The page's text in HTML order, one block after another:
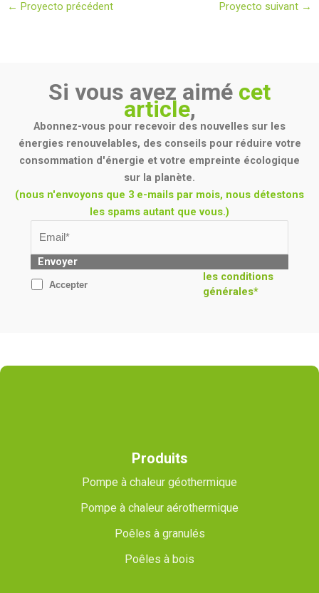
← Proyecto précédent Proyecto suivant →
Si vous avez aimé cet
article,
Abonnez-vous pour recevoir des nouvelles sur les
énergies renouvelables, des conseils pour réduire votre
consommation d'énergie et votre empreinte écologique
sur la planète.
(nous n'envoyons que 3 e-mails par mois, nous détestons
les spams autant que vous.)
Envoyer
Accepter
les conditions
générales*
Produits
Pompe à chaleur géothermique
Pompe à chaleur aérothermique
Poêles à granulés
Poêles à bois